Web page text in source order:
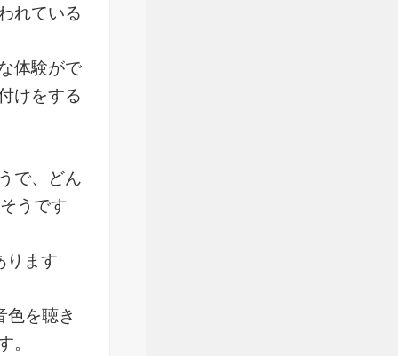
れている
体験がで
けをする
で、どん
うです
ります
を聴き
。